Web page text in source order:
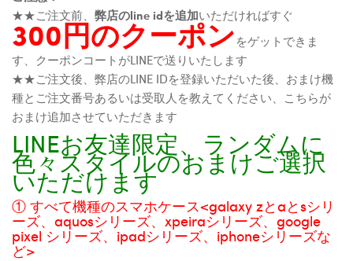
★★ご注文前、 弊店のline idを追加いただければすぐ
300円のクーポンをゲットできま
す、クーポンコートがLINEで送りいたします
★★ご注文後、弊店のLINE IDを登録いただいた後、おまけ機
種とご注文番号あるいは受取人を教えてください、こちらが
おまけ追加させていただきます
LINEお友達限定、ランダムに
色々スタイルのおまけご選択
いただけます
① すべて機種のスマホケース<galaxy zとaとsシリ
ーズ、aquosシリーズ、xpeiraシリーズ、google
pixel シリーズ、ipadシリーズ、iphoneシリーズな
ど>